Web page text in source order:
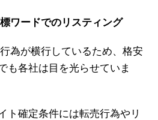
ワードでのリスティング
為が横行しているため、格安
も各社は目を光らせていま
ト確定条件には転売行為やリ